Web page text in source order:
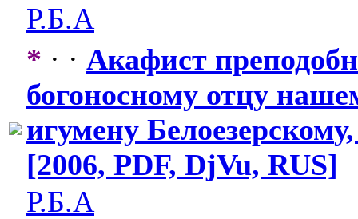
Р.Б.А
* · · Акафист
богоносному отцу
игумену Белоезерском
[2006, PDF, DjVu, RUS]
Р.Б.А